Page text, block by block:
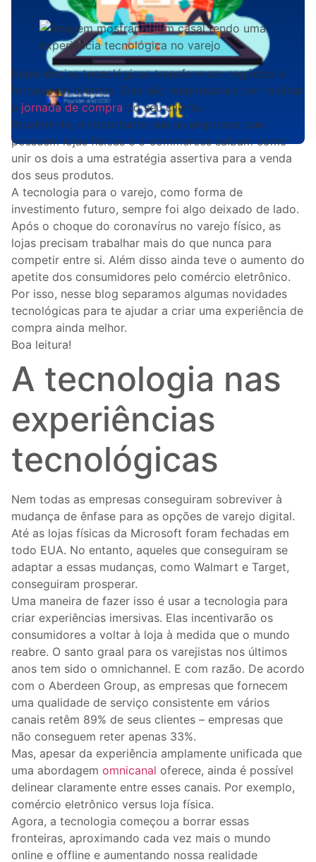
Experiências tecnológicas transformam negócios e
fortalecem clientes. Elas são responsáveis por facilitar
a jornada de compra do seu cliente.
Atualmente, é importante que as empresas que
possuem lojas físicas e e-commerces saibam como
unir os dois a uma estratégia assertiva para a venda
dos seus produtos.
A tecnologia para o varejo, como forma de
investimento futuro, sempre foi algo deixado de lado.
Após o choque do coronavírus no varejo físico, as
lojas precisam trabalhar mais do que nunca para
competir entre si. Além disso ainda teve o aumento do
apetite dos consumidores pelo comércio eletrônico.
Por isso, nesse blog separamos algumas novidades
tecnológicas para te ajudar a criar uma experiência de
compra ainda melhor.
Boa leitura!
A tecnologia nas
experiências
tecnológicas
Nem todas as empresas conseguiram sobreviver à
mudança de ênfase para as opções de varejo digital.
Até as lojas físicas da Microsoft foram fechadas em
todo EUA. No entanto, aqueles que conseguiram se
adaptar a essas mudanças, como Walmart e Target,
conseguiram prosperar.
Uma maneira de fazer isso é usar a tecnologia para
criar experiências imersivas. Elas incentivarão os
consumidores a voltar à loja à medida que o mundo
reabre. O santo graal para os varejistas nos últimos
anos tem sido o omnichannel. E com razão. De acordo
com o Aberdeen Group, as empresas que fornecem
uma qualidade de serviço consistente em vários
canais retêm 89% de seus clientes – empresas que
não conseguem reter apenas 33%.
Mas, apesar da experiência amplamente unificada que
uma abordagem omnicanal oferece, ainda é possível
delinear claramente entre esses canais. Por exemplo,
comércio eletrônico versus loja física.
Agora, a tecnologia começou a borrar essas
fronteiras, aproximando cada vez mais o mundo
online e offline e aumentando nossa realidade